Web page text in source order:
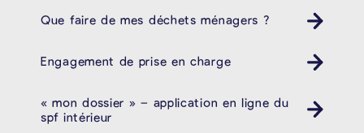
Que faire de mes déchets ménagers ?
Poubelle Müll
Engagement de prise en charge
« mon dossier » – application en ligne du
spf intérieur